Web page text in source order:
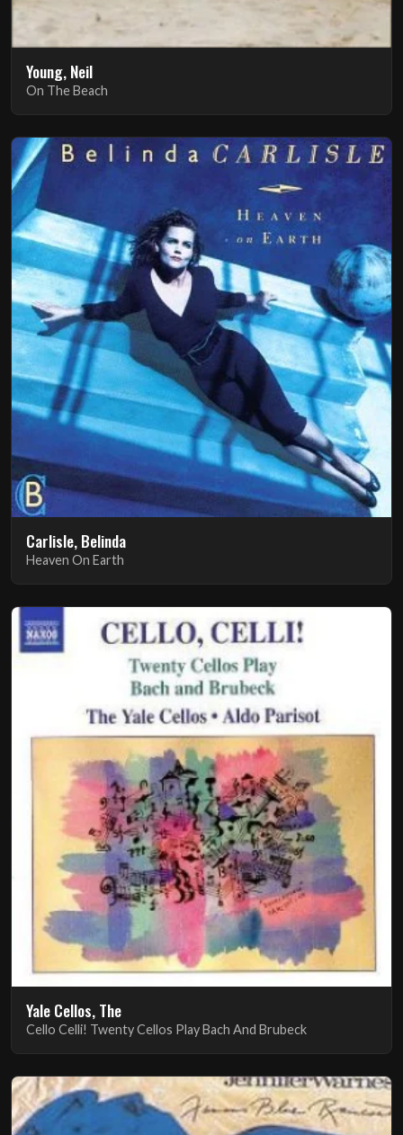
Young, Neil
On The Beach
Carlisle, Belinda
Heaven On Earth
Yale Cellos, The
Cello Celli! Twenty Cellos Play Bach And Brubeck